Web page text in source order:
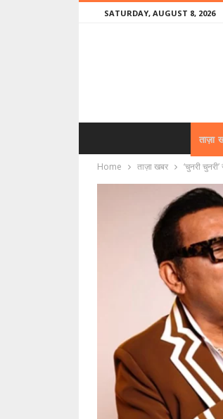
SATURDAY, AUGUST 8, 2026
ताज़ा
Home ताज़ा खबर ‘चुनरी